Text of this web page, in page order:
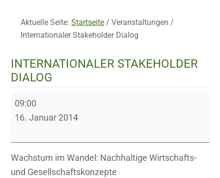
Aktuelle Seite:Startseite / Veranstaltungen/
Internationaler Stakeholder Dialog
INTERNATIONALER STAKEHOLDER
DIALOG
Internationaler
Stakeholder
09:00
16. Januar 2014
Wachstum im Wandel: Nachhaltige Wirtschafts-
und Gesellschaftskonzepte